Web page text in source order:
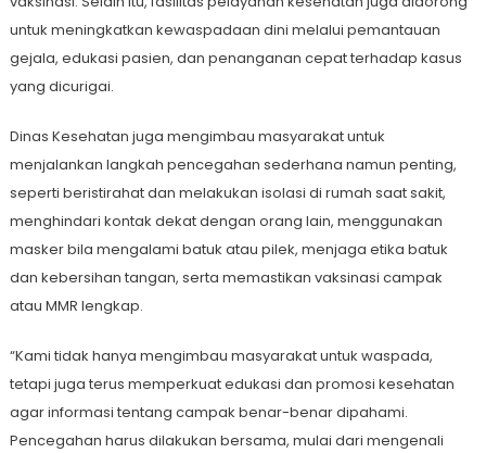
untuk meningkatkan kewaspadaan dini melalui pemantauan
gejala, edukasi pasien, dan penanganan cepat terhadap kasus
yang dicurigai.
Dinas Kesehatan juga mengimbau masyarakat untuk
menjalankan langkah pencegahan sederhana namun penting,
seperti beristirahat dan melakukan isolasi di rumah saat sakit,
menghindari kontak dekat dengan orang lain, menggunakan
masker bila mengalami batuk atau pilek, menjaga etika batuk
dan kebersihan tangan, serta memastikan vaksinasi campak
atau MMR lengkap.
“Kami tidak hanya mengimbau masyarakat untuk waspada,
tetapi juga terus memperkuat edukasi dan promosi kesehatan
agar informasi tentang campak benar-benar dipahami.
Pencegahan harus dilakukan bersama, mulai dari mengenali